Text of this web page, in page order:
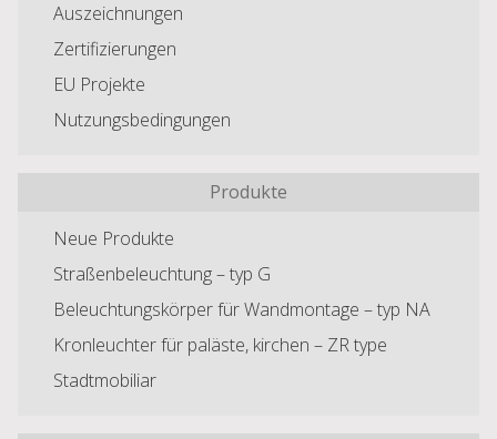
Auszeichnungen
Zertifizierungen
EU Projekte
Nutzungsbedingungen
Produkte
Neue Produkte
Straßenbeleuchtung – typ G
Beleuchtungskörper für Wandmontage – typ NA
Kronleuchter für paläste, kirchen – ZR type
Stadtmobiliar